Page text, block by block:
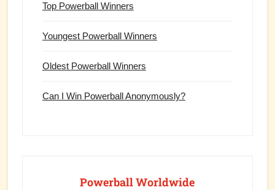
Top Powerball Winners
Youngest Powerball Winners
Oldest Powerball Winners
Can I Win Powerball Anonymously?
Powerball Worldwide